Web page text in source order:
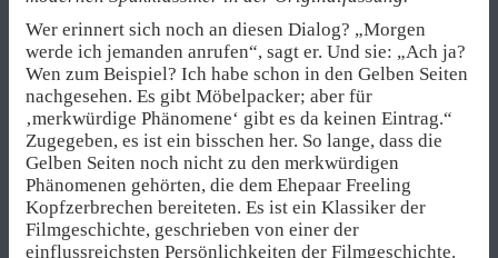
Wer erinnert sich noch an diesen Dialog? „Morgen
werde ich jemanden anrufen“, sagt er. Und sie: „Ach ja?
Wen zum Beispiel? Ich habe schon in den Gelben Seiten
nachgesehen. Es gibt Möbelpacker; aber für
‚merkwürdige Phänomene‘ gibt es da keinen Eintrag.“
Zugegeben, es ist ein bisschen her. So lange, dass die
Gelben Seiten noch nicht zu den merkwürdigen
Phänomenen gehörten, die dem Ehepaar Freeling
Kopfzerbrechen bereiteten. Es ist ein Klassiker der
Filmgeschichte, geschrieben von einer der
einflussreichsten Persönlichkeiten der Filmgeschichte.